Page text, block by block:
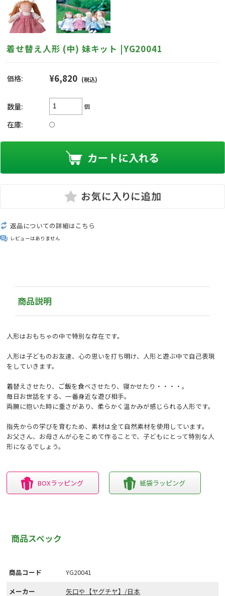
着せ替え人形 (中) 妹キット |YG20041
価格: ¥6,820 (税込)
数量: 個
在庫: ○
返品についての詳細はこちら
レビューはありません
商品説明
人形はおもちゃの中で特別な存在です。
人形は子どものお友達、心の思いを打ち明け、人形と遊ぶ中で自己表現
をしていきます。
着替えさせたり、ご飯を食べさせたり、寝かせたり・・・・。
毎日お世話をする、一番身近な遊び相手。
両腕に抱いた時に重さがあり、柔らかく温かみが感じられる人形です。
指先からの学びを育むため、素材は全て自然素材を使用しています。
お父さん、お母さんが心をこめて作ることで、子どもにとって特別な人
形になるでしょう。
BOXラッピング 紙袋ラッピング
商品スペック
商品コード
YG20041
メーカー
矢口や【ヤグチヤ】/日本